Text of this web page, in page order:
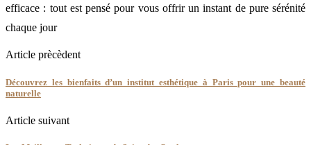
efficace : tout est pensé pour vous offrir un instant de pure sérénité
chaque jour
Article prècèdent
Découvrez les bienfaits d’un institut esthétique à Paris pour une beauté
naturelle
Article suivant